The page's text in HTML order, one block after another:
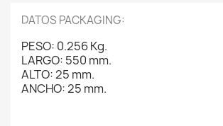
DATOS PACKAGING:
PESO: 0.256 Kg.
LARGO: 550 mm.
ALTO: 25 mm.
ANCHO: 25 mm.